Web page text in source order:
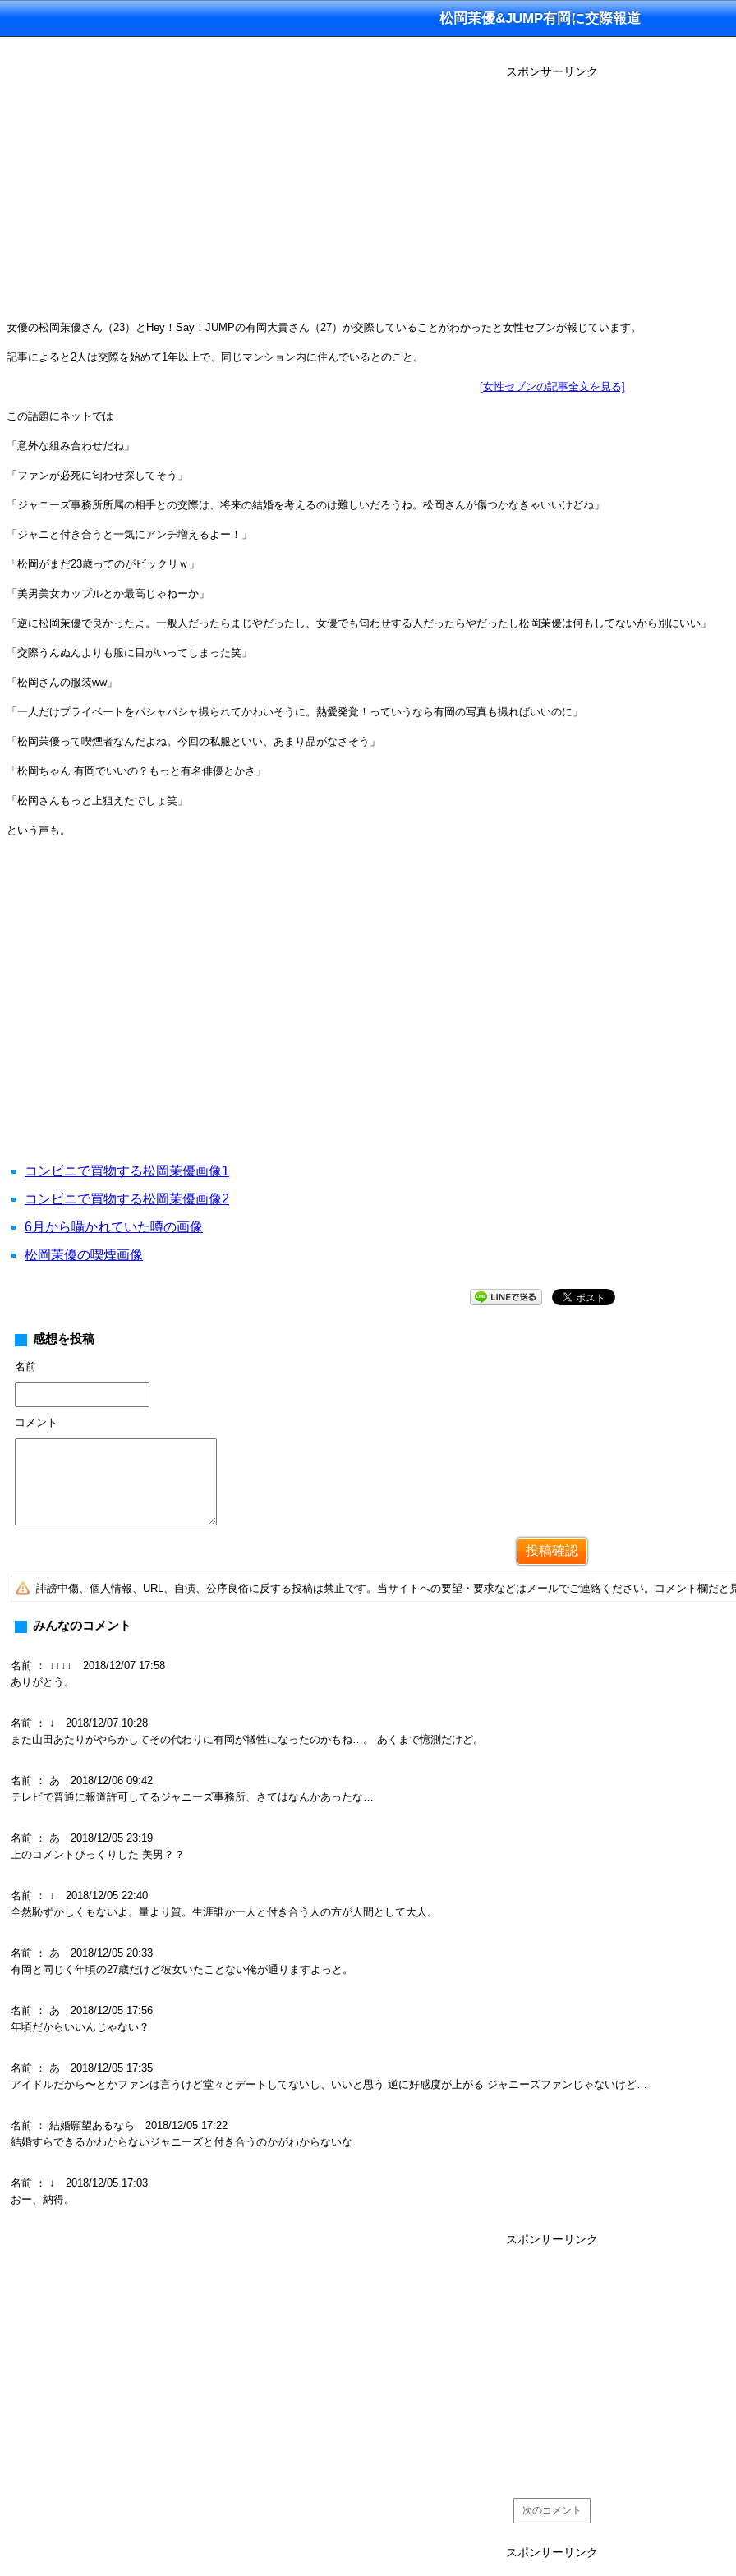
松岡茉優&JUMP有岡に交際報道
スポンサーリンク
女優の松岡茉優さん（23）とHey！Say！JUMPの有岡大貴さん（27）が交際していることがわかったと女性セブンが報じています。
記事によると2人は交際を始めて1年以上で、同じマンション内に住んでいるとのこと。
[女性セブンの記事全文を見る]
この話題にネットでは
「意外な組み合わせだね」
「ファンが必死に匂わせ探してそう」
「ジャニーズ事務所所属の相手との交際は、将来の結婚を考えるのは難しいだろうね。松岡さんが傷つかなきゃいいけどね」
「ジャニと付き合うと一気にアンチ増えるよー！」
「松岡がまだ23歳ってのがビックリｗ」
「美男美女カップルとか最高じゃねーか」
「逆に松岡茉優で良かったよ。一般人だったらまじやだったし、女優でも匂わせする人だったらやだったし松岡茉優は何もしてないから別にいい」
「交際うんぬんよりも服に目がいってしまった笑」
「松岡さんの服装ww」
「一人だけプライベートをパシャパシャ撮られてかわいそうに。熱愛発覚！っていうなら有岡の写真も撮ればいいのに」
「松岡茉優って喫煙者なんだよね。今回の私服といい、あまり品がなさそう」
「松岡ちゃん 有岡でいいの？もっと有名俳優とかさ」
「松岡さんもっと上狙えたでしょ笑」
という声も。
コンビニで買物する松岡茉優画像1
コンビニで買物する松岡茉優画像2
6月から囁かれていた噂の画像
松岡茉優の喫煙画像
感想を投稿
名前
コメント
誹謗中傷、個人情報、URL、自演、公序良俗に反する投稿は禁止です。当サイトへの要望・要求などはメールでご連絡ください。コメント欄だと
みんなのコメント
名前 ： ↓↓↓↓ 2018/12/07 17:58
ありがとう。
名前 ： ↓ 2018/12/07 10:28
また山田あたりがやらかしてその代わりに有岡が犠牲になったのかもね…。 あくまで憶測だけど。
名前 ： あ 2018/12/06 09:42
テレビで普通に報道許可してるジャニーズ事務所、さてはなんかあったな…
名前 ： あ 2018/12/05 23:19
上のコメントびっくりした 美男？？
名前 ： ↓ 2018/12/05 22:40
全然恥ずかしくもないよ。量より質。生涯誰か一人と付き合う人の方が人間として大人。
名前 ： あ 2018/12/05 20:33
有岡と同じく年頃の27歳だけど彼女いたことない俺が通りますよっと。
名前 ： あ 2018/12/05 17:56
年頃だからいいんじゃない？
名前 ： あ 2018/12/05 17:35
アイドルだから〜とかファンは言うけど堂々とデートしてないし、いいと思う 逆に好感度が上がる ジャニーズファンじゃないけど…
名前 ： 結婚願望あるなら 2018/12/05 17:22
結婚すらできるかわからないジャニーズと付き合うのかがわからないな
名前 ： ↓ 2018/12/05 17:03
おー、納得。
スポンサーリンク
次のコメント
スポンサーリンク